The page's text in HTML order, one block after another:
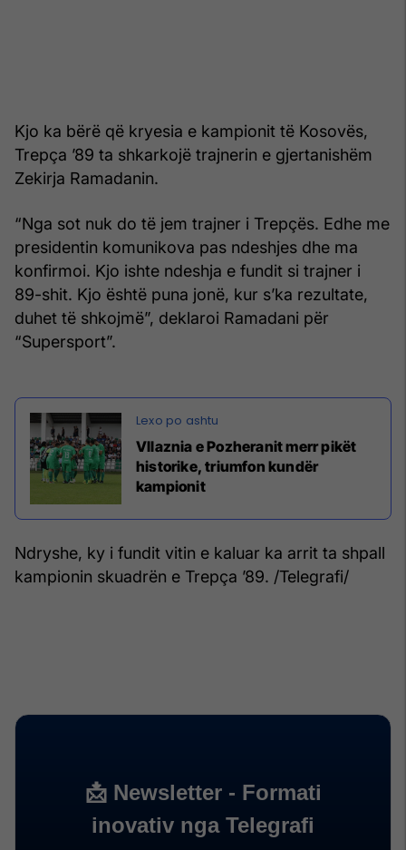
Kjo ka bërë që kryesia e kampionit të Kosovës,
Trepça ’89 ta shkarkojë trajnerin e gjertanishëm
Zekirja Ramadanin.
“Nga sot nuk do të jem trajner i Trepçës. Edhe me
presidentin komunikova pas ndeshjes dhe ma
konfirmoi. Kjo ishte ndeshja e fundit si trajner i
89-shit. Kjo është puna jonë, kur s’ka rezultate,
duhet të shkojmë”, deklaroi Ramadani për
“Supersport”.
Vllaznia e Pozheranit merr pikët
historike, triumfon kundër
kampionit
Ndryshe, ky i fundit vitin e kaluar ka arrit ta shpall
kampionin skuadrën e Trepça ’89. /Telegrafi/